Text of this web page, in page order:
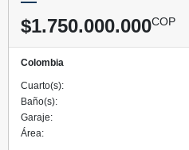
$1.750.000.000COP
Colombia
Cuarto(s):
Baño(s):
Garaje:
Área: